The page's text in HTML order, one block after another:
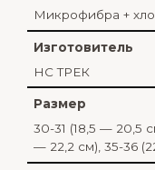
Микрофибра +
Изготовитель
НС ТРЕК
Размер
30-31 (18,5 — 20,5
— 22,2 см), 35-36